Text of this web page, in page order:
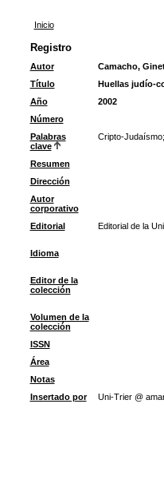
Inicio
Registro
Autor
Camacho,
Título
Huellas judío-
Año
2002
Número
Palabras
clave
Cripto-Judaísmo;
Resumen
Dirección
Autor
corporativo
Editorial
Editorial de la
Idioma
Editor de la
colección
Volumen de la
colección
ISSN
Área
Notas
Insertado por
Uni-Trier @